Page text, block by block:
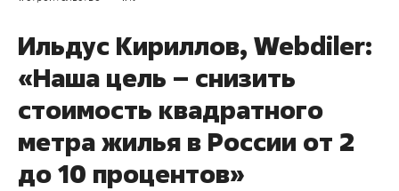
Ильдус Кириллов, Webdiler:
«Наша цель – снизить
стоимость квадратного
метра жилья в России от 2
до 10 процентов»